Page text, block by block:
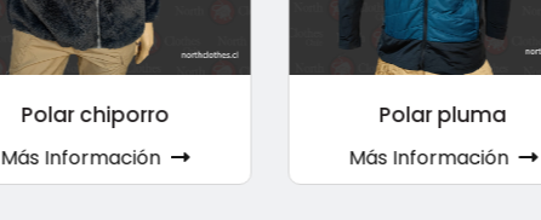
Polar chiporro
Más Información
Polar pluma
Más Información